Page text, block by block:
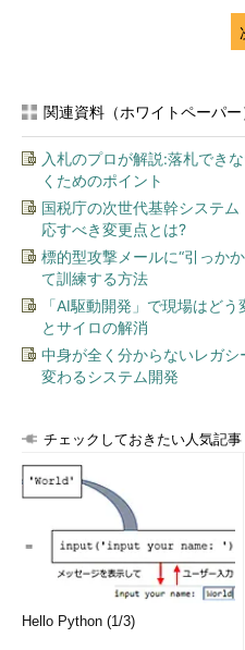
関連資料（ホワイトペーパー
入札のプロが解説:落札でき
くためのポイント
国税庁の次世代基幹システ
応すべき変更点とは?
標的型攻撃メールに“引っか
て訓練する方法
「AI駆動開発」で現場はど
とサイロの解消
中身が全く分からないレガ
変わるシステム開発
チェックしておきたい人気記事
Hello Python (1/3)